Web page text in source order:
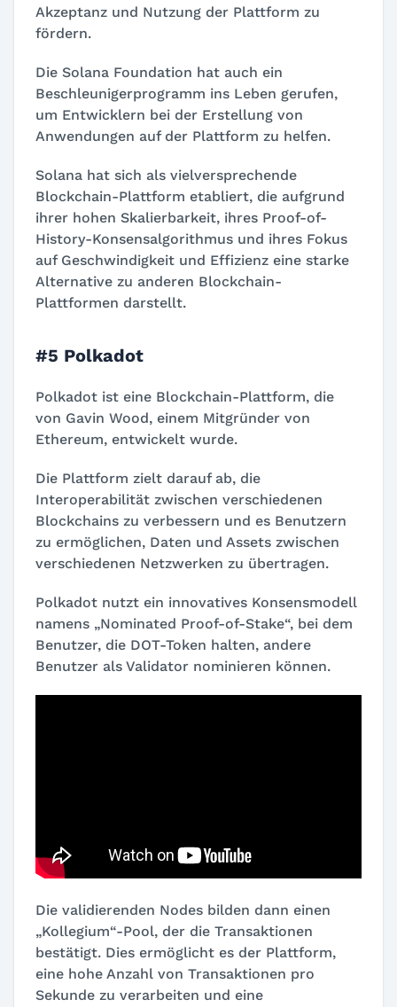
Akzeptanz und Nutzung der Plattform zu
fördern.
Die Solana Foundation hat auch ein
Beschleunigerprogramm ins Leben gerufen,
um Entwicklern bei der Erstellung von
Anwendungen auf der Plattform zu helfen.
Solana hat sich als vielversprechende
Blockchain-Plattform etabliert, die aufgrund
ihrer hohen Skalierbarkeit, ihres Proof-of-
History-Konsensalgorithmus und ihres Fokus
auf Geschwindigkeit und Effizienz eine starke
Alternative zu anderen Blockchain-
Plattformen darstellt.
#5 Polkadot
Polkadot ist eine Blockchain-Plattform, die
von Gavin Wood, einem Mitgründer von
Ethereum, entwickelt wurde.
Die Plattform zielt darauf ab, die
Interoperabilität zwischen verschiedenen
Blockchains zu verbessern und es Benutzern
zu ermöglichen, Daten und Assets zwischen
verschiedenen Netzwerken zu übertragen.
Polkadot nutzt ein innovatives Konsensmodell
namens „Nominated Proof-of-Stake“, bei dem
Benutzer, die DOT-Token halten, andere
Benutzer als Validator nominieren können.
Die validierenden Nodes bilden dann einen
„Kollegium“-Pool, der die Transaktionen
bestätigt. Dies ermöglicht es der Plattform,
eine hohe Anzahl von Transaktionen pro
Sekunde zu verarbeiten und eine